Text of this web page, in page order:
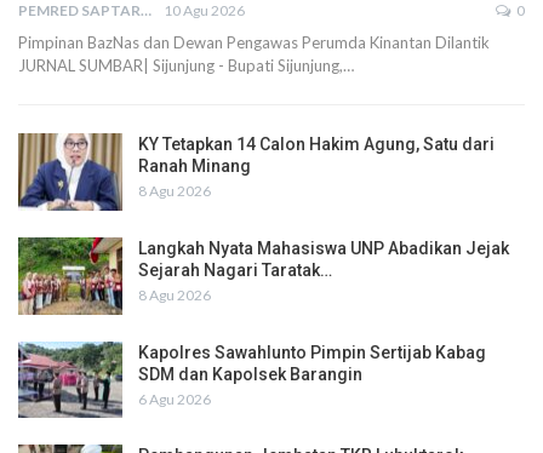
PEMRED SAPTARIUS 10 Agu 2026 0
Pimpinan BazNas dan Dewan Pengawas Perumda Kinantan Dilantik
JURNAL SUMBAR| Sijunjung - Bupati Sijunjung,…
KY Tetapkan 14 Calon Hakim Agung, Satu dari
Ranah Minang
8 Agu 2026
Langkah Nyata Mahasiswa UNP Abadikan Jejak
Sejarah Nagari Taratak…
8 Agu 2026
Kapolres Sawahlunto Pimpin Sertijab Kabag
SDM dan Kapolsek Barangin
6 Agu 2026